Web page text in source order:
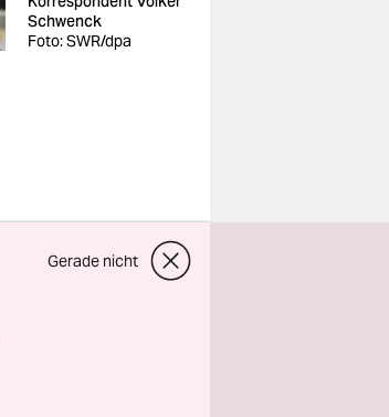
Schwenck
Foto: SWR/dpa
Gerade nicht